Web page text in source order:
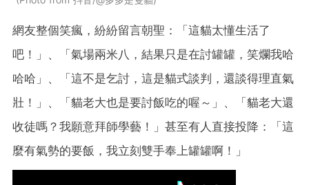
網友整個笑瘋，紛紛留言朝聖：「這貓太懂生活了
吧！」、「氣場兩米八，結果只是在討罐罐，笑爛我哈
哈哈」、「這不是乞討，這是貓式談判，還談得理直氣
壯！」、「貓老大也是要討飯吃的喔～」、「貓老大還
收徒嗎？我願意拜師學藝！」甚至有人直接投降：「這
麼有氣勢的要飯，我立刻雙手奉上罐罐啊！」